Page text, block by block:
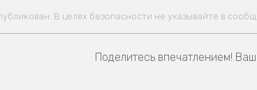
В целях безопасности не указывайте в